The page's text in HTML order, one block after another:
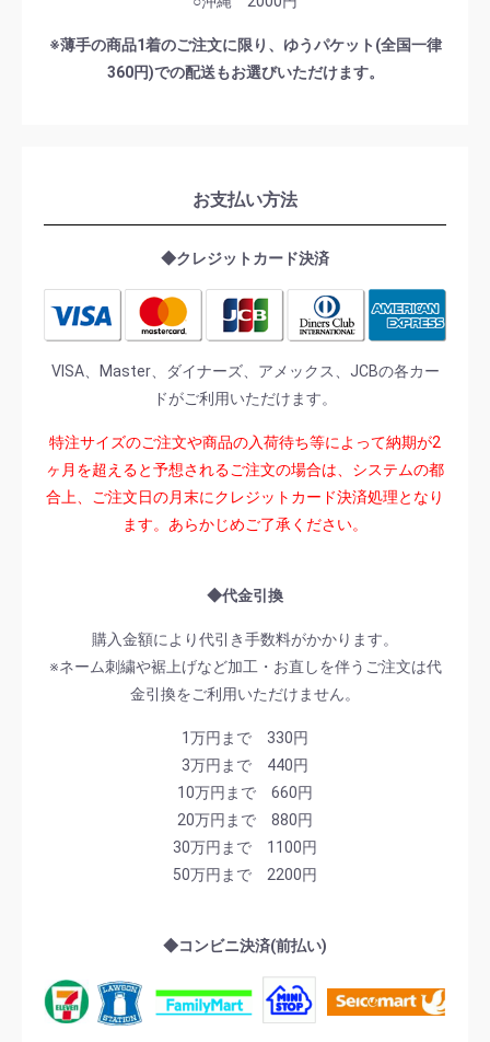
※薄手の商品1着のご注文に限り、ゆうパケット(全国一律
360円)での配送もお選びいただけます。
お支払い方法
◆クレジットカード決済
VISA、Master、ダイナーズ、アメックス、JCBの各カー
ドがご利用いただけます。
特注サイズのご注文や商品の入荷待ち等によって納期が2
ヶ月を超えると予想されるご注文の場合は、システムの都
合上、ご注文日の月末にクレジットカード決済処理となり
ます。あらかじめご了承ください。
◆代金引換
購入金額により代引き手数料がかかります。
※ネーム刺繍や裾上げなど加工・お直しを伴うご注文は代
金引換をご利用いただけません。
1万円まで 330円
3万円まで 440円
10万円まで 660円
20万円まで 880円
30万円まで 1100円
50万円まで 2200円
◆コンビニ決済(前払い)